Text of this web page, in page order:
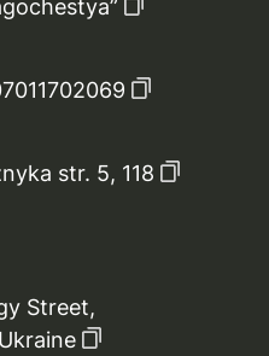
str. 5, 118
Street,